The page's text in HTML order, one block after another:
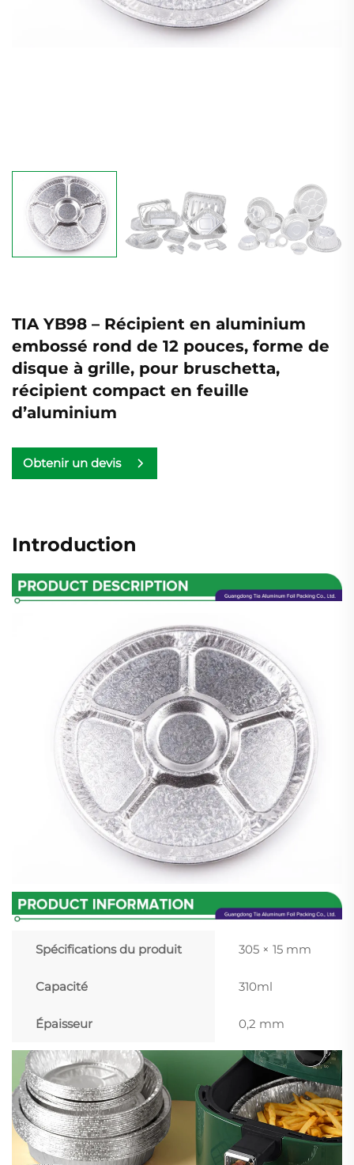
TIA YB98 – Récipient en aluminium
embossé rond de 12 pouces, forme de
disque à grille, pour bruschetta,
récipient compact en feuille
d’aluminium
Obtenir un devis
Introduction
Spécifications du produit 305 × 15 mm
Capacité 310ml
Épaisseur 0,2 mm